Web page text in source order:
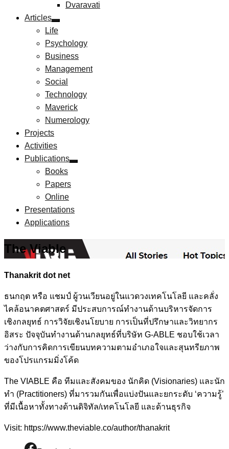
Dvaravati
Articles
Life
Psychology
Business
Management
Social
Technology
Maverick
Numerology
Projects
Activities
Publications
Books
Papers
Online
Presentations
Applications
The Viable
Thanakrit dot net
ธนกฤต หรือ แชมป์ ผู้วนเวียนอยู่ในแวดวงเทคโนโลยี และคลั่ง
ไคล้อนาคตศาสตร์ มีประสบการณ์ทำงานด้านบริหารจัดการ
เชิงกลยุทธ์ การวิจัยเชิงนโยบาย การเป็นที่ปรึกษาและวิทยากร
อิสระ ปัจจุบันทำงานด้านกลยุทธ์ที่บริษัท G-ABLE ชอบใช้เวลา
ว่างกับการคิดการเขียนบทความตามอำเภอใจและสุนทรียภาพ
ของโปรแกรมมิ่งโค้ด
The VIABLE คือ ทีมและสังคมของ นักคิด (Visionaries) และนัก
ทำ (Practitioners) ที่มารวมกันเพื่อแบ่งปันและยกระดับ ‘ความรู้’
ที่มีเนื้อหาทั้งทางด้านดิจิทัล/เทคโนโลยี และด้านธุรกิจ
Visit: https://www.theviable.co/author/thanakrit